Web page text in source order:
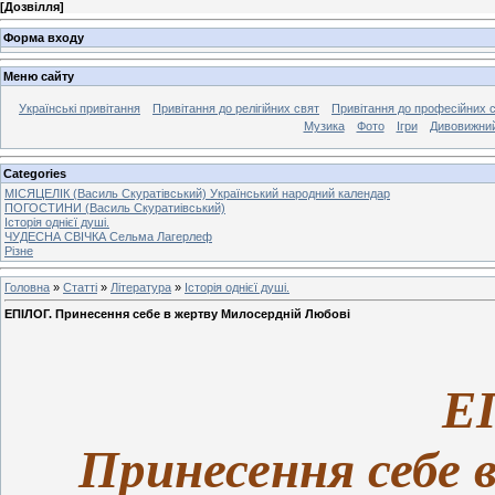
[Дозвілля]
Форма входу
Меню сайту
Українські привітання Привітання до релігійних свят
Привітання до професійних
Музика
Фото Ігри
Categories
МІСЯЦЕЛІК (Василь Скуратівський) Український народний календар
ПОГОСТИНИ (Василь Скуратиівський)
Історія однієї душі.
ЧУДЕСНА СВІЧКА Сельма Лагерлеф
Різне
Головна » Статті » Література » Історія однієї душі.
ЕПІЛОГ. Принесення себе в жертву Милосердній Любові
Принесення себе